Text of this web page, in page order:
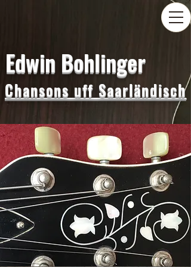
Edwin Bohlinger
Chansons uff Saarländisch